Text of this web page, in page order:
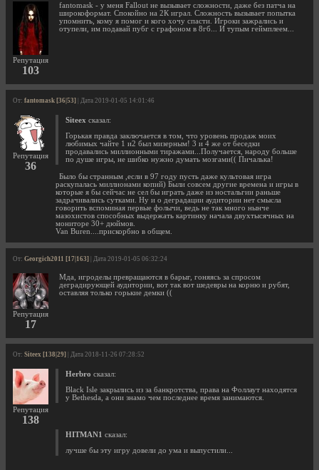
Репутация
103
fantomask - у меня Fallout не вызывает сложности, даже без патча на
широкоформат. Спокойно на 2К играл. Сложность вызывает попытка
упомнить, кому я помог и кого хочу спасти. Игроки зажрались и
отупели, им подавай пубг с графоном в 8гб... И тупым геймплеем...
От: fantomask [36|53] | Дата 2019-01-05 14:01:46
Репутация
36
Siteex сказал:
Горькая правда заключается в том, что уровень продаж моих
любимых чайте 1 и2 был мизерным! 3 и 4 же от беседки
продавались миллионными тиражами...Получается, народу больше
по душе игры, не шибко нужно думать мозгами(( Пичалька!
Было бы странным ,если в 97 году пусть даже культовая игра
раскупалась миллионами копий) Были совсем другие времена и игры в
которые я бы сейчас не сел бы играть даже из ностальгии раньше
задрачивались сутками. Ну и о деградации аудитории нет смысла
говорить вспоминая первые фолычи, ведь не так много нынче
мазохистов способных выдержать картинку начала двухтысячных на
мониторе 30+ дюймов.
Van Buren....прискорбно в общем.
От: Georgich2011 [17|163] | Дата 2019-01-05 06:32:24
Репутация
17
Мда, игроделы превращаются в барыг, гоняясь за спросом
деградирующей аудитории, вот так вот шедевры на корню и рубят,
оставляя только горькие демки ((
От: Siteex [138|29] | Дата 2018-11-26 07:28:52
Репутация
138
Herbro сказал:
Black Isle закрылись из за банкротства, права на Фоллаут находятся
у Bethesda, а они знамо чем последнее время занимаются.
HITMAN1 сказал:
лучше бы эту игру довели до ума и выпустили...